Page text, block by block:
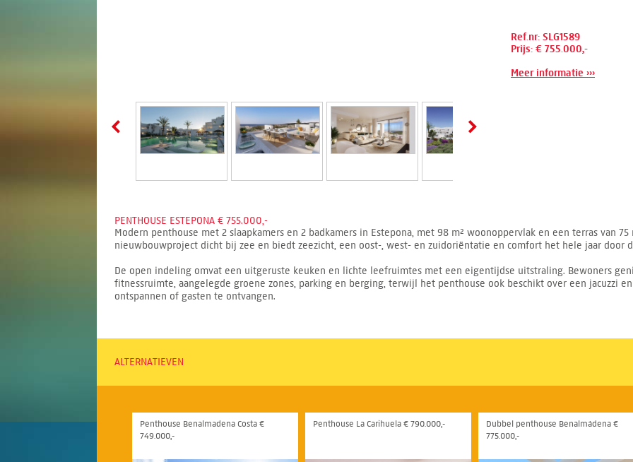
Ref.nr: SLG1589
Prijs: € 755.000,-
Meer informatie ›››
PENTHOUSE ESTEPONA € 755.000,-
Modern penthouse met 2 slaapkamers en 2 badkamers in Estepona, met 98 m² woonoppervlak en een terras van
nieuwbouwproject dicht bij zee en biedt zeezicht, een oost-, west- en zuidoriëntatie en comfort het hele jaar door
De open indeling omvat een uitgeruste keuken en lichte leefruimtes met een eigentijdse uitstraling. Bewoners
fitnessruimte, aangelegde groene zones, parking en berging, terwijl het penthouse ook beschikt over een jacuzzi
ontspannen of gasten te ontvangen.
ALTERNATIEVEN
Penthouse Benalmadena Costa €
749.000,-
Penthouse La Carihuela € 790.000,-
Dubbel penthouse Benalmádena €
775.000,-